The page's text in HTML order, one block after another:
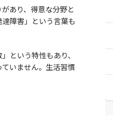
あり、得意な分野と
障害」という言葉も
という特性もあり、
いません。生活習慣